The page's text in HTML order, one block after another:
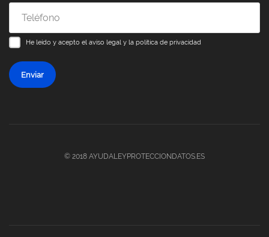
He leído y acepto el aviso legal y la política de privacidad
Enviar
© 2018 AYUDALEYPROTECCIONDATOS.ES